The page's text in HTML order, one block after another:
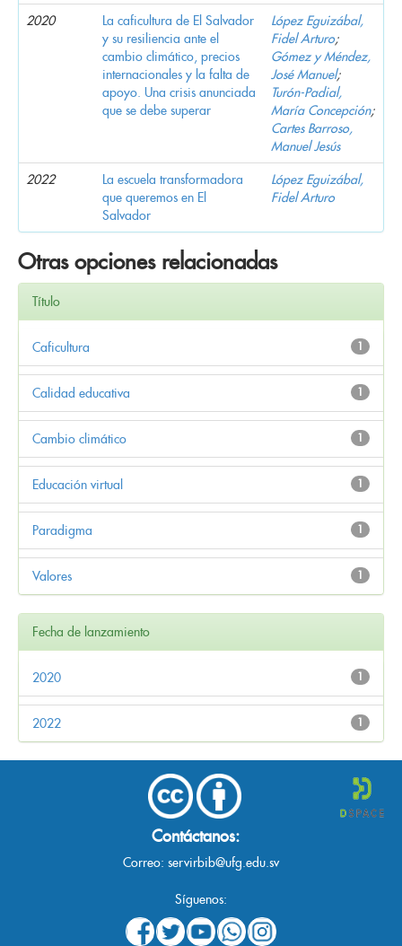
2020
La caficultura de El Salvador
y su resiliencia ante el
cambio climático, precios
internacionales y la falta de
apoyo. Una crisis anunciada
que se debe superar
López Eguizábal,
Fidel Arturo;
Gómez y Méndez,
José Manuel;
Turón-Padial,
María Concepción;
Cartes Barroso,
Manuel Jesús
2022
La escuela transformadora
que queremos en El
Salvador
López Eguizábal,
Fidel Arturo
Otras opciones relacionadas
Título
1
Caficultura
1
Calidad educativa
1
Cambio climático
1
Educación virtual
1
Paradigma
1
Valores
Fecha de lanzamiento
1
2020
1
2022
Contáctanos:
Correo: servirbib@ufg.edu.sv
Síguenos: